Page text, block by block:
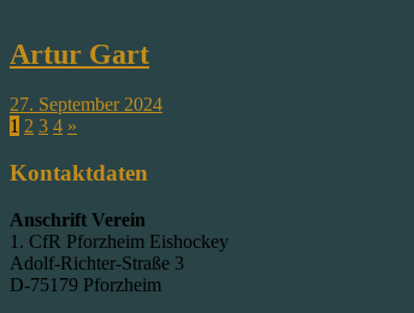
Artur Gart
27. September 2024
1 2 3 4 »
Kontaktdaten
Anschrift Verein
1. CfR Pforzheim Eishockey
Adolf-Richter-Straße 3
D-75179 Pforzheim